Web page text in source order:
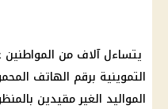
يتساءل آلاف من
التموينية برقم الهاتف
المواليد الغير مقيدين